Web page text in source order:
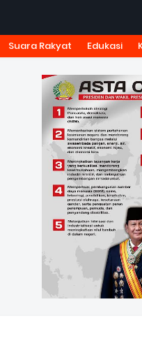
TARIF IKLAN
Suara Rakyat Edukasi